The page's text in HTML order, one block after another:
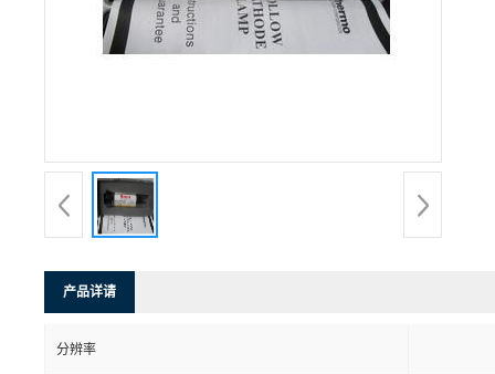
产品详请
分辨率